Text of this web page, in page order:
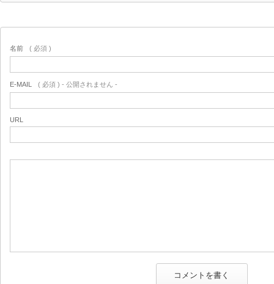
名前 ( 必須 )
E-MAIL ( 必須 ) - 公開されません -
URL